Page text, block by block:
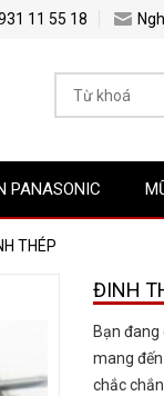
11 55 18
PANASONIC
THÉP
ĐINH
Bạn
mang
chắc